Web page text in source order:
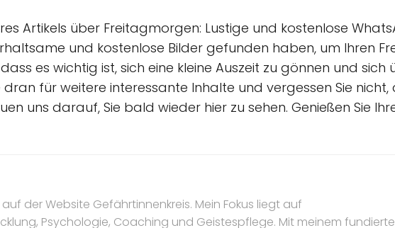
Artikels über Freitagmorgen: Lustige und kostenlose
und kostenlose Bilder gefunden haben, um Ihren
es wichtig ist, sich eine kleine Auszeit zu gönnen und sich
dran für weitere interessante Inhalte und vergessen Sie nicht,
uns darauf, Sie bald wieder hier zu sehen. Genießen Sie
der Website Gefährtinnenkreis. Mein Fokus liegt auf
Psychologie, Coaching und Geistespflege. Mit meinem